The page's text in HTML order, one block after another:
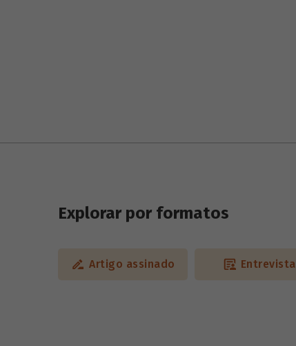
Explorar por formatos
Artigo assinado Entrevista